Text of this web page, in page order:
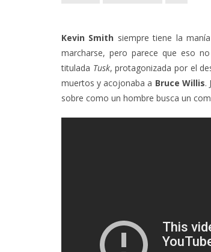
Kevin Smith siempre tiene la
marcharse, pero parece que eso
titulada Tusk, protagonizada por el
muertos y acojonaba a Bruce Willis.
sobre como un hombre busca un